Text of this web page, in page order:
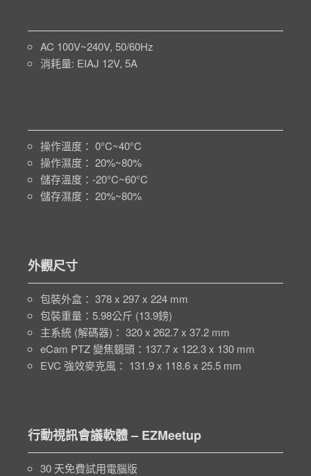
AC 100V~240V, 50/60Hz
消耗量: EIAJ 12V, 5A
操作溫度： 0°C~40°C
操作濕度： 20%~80%
儲存溫度：-20°C~60°C
儲存濕度： 20%~80%
外觀尺寸
包裝外盒： 378 x 297 x 224 mm
包裝重量：5.98公斤 (13.9鎊)
主系統 (解碼器)： 320 x 262.7 x 37.2 mm
eCam PTZ 變焦鏡頭：137.7 x 122.3 x 130 mm
EVC 強效麥克風： 131.9 x 118.6 x 25.5 mm
行動視訊會議軟體 – EZMeetup
30 天免費試用電腦版